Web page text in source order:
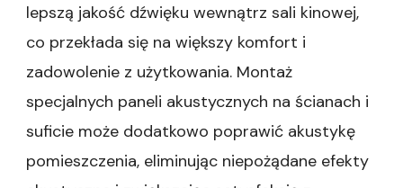
lepszą jakość dźwięku wewnątrz sali kinowej,
co przekłada się na większy komfort i
zadowolenie z użytkowania. Montaż
specjalnych paneli akustycznych na ścianach i
suficie może dodatkowo poprawić akustykę
pomieszczenia, eliminując niepożądane efekty